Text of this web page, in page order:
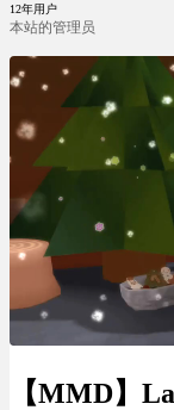
12年用户
本站的管理员
【MMD】